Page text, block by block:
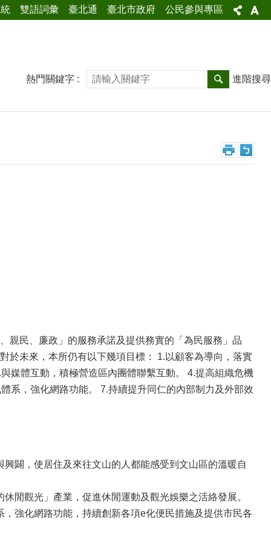
雙語詞彙 臺北通 臺北市政府 公民參與專區
熱門關鍵字 進階搜尋
親民、廉政」的服務承諾及提供務實的「為民服務」品
於未來，本所仍有以下幾項目標： 1.以顧客為導向，落實
媒體互動，積極營造區內團體聯繫互動。 4.提高組織危機
系，強化網路功能。 7.持續提升同仁的內部制力及外部效
闢，使居住及來往文山的人都能感受到文山區的溫暖自
閒觀光」產業，促進休閒運動及觀光娛樂之活絡發展。
強化網路功能，持續創新各項e化便民措施及提供市民各